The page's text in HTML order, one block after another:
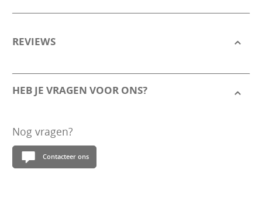
REVIEWS
HEB JE VRAGEN VOOR ONS?
Nog vragen?
Contacteer ons